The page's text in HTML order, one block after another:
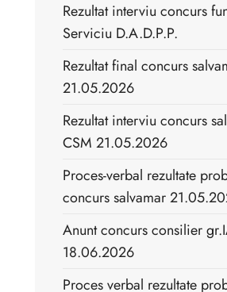
Rezultat interviu concurs
Serviciu D.A.D.P.P.
Rezultat final concurs
21.05.2026
Rezultat interviu concurs
CSM 21.05.2026
Proces-verbal rezultate
concurs salvamar
Anunt concurs consilier
18.06.2026
Proces verbal rezultate